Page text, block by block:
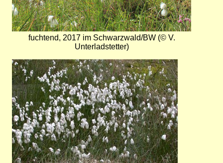
fuchtend, 2017 im Schwarzwald/BW (© V.
Unterladstetter)
Bild